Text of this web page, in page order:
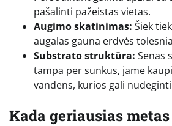
pašalinti pažeistas vietas.
Augimo skatinimas: Šiek
augalas gauna erdvės
Substrato struktūra: Senas
tampa per sunkus, jame
vandens, kurios gali
Kada geriausias